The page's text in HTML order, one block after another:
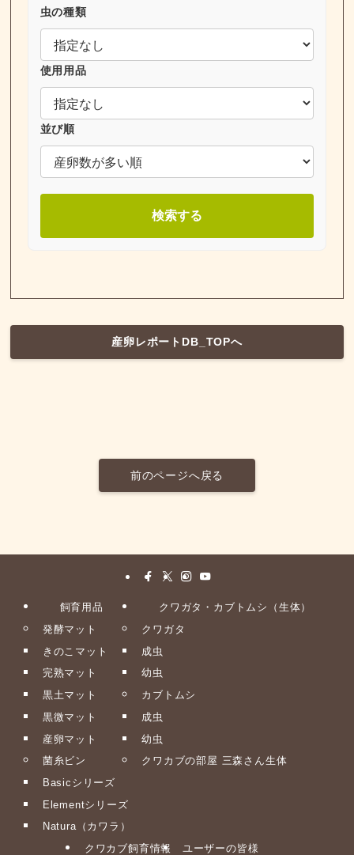
虫の種類
使用用品
並び順
検索する
産卵レポートDB_TOPへ
前のページへ戻る
飼育用品
発酵マット
きのこマット
完熟マット
黒土マット
黒微マット
産卵マット
菌糸ビン
Basicシリーズ
Elementシリーズ
Natura（カワラ）
クワガタ・カブトムシ（生体）
クワガタ
成虫
幼虫
カブトムシ
成虫
幼虫
クワカブの部屋 三森さん生体
クワカブ飼育情報 ユーザーの皆様